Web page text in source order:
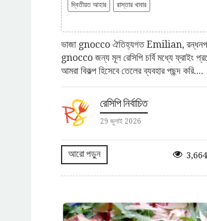
দ্বিতীয়ত আহার
রাস্তার খাবার
ভাজা gnocco ঐতিহ্যগত Emilian,
gnocco জন্য মূল রেসিপি চর্বি মধ্যে ফ্রাইং
আমরা বিকল্প হিসেবে তেলের ব্যবহার পছন্দ করি....
রেসিপি নির্বাচিত
29 জুলাই 2026
আরো পড়ুন 3,664